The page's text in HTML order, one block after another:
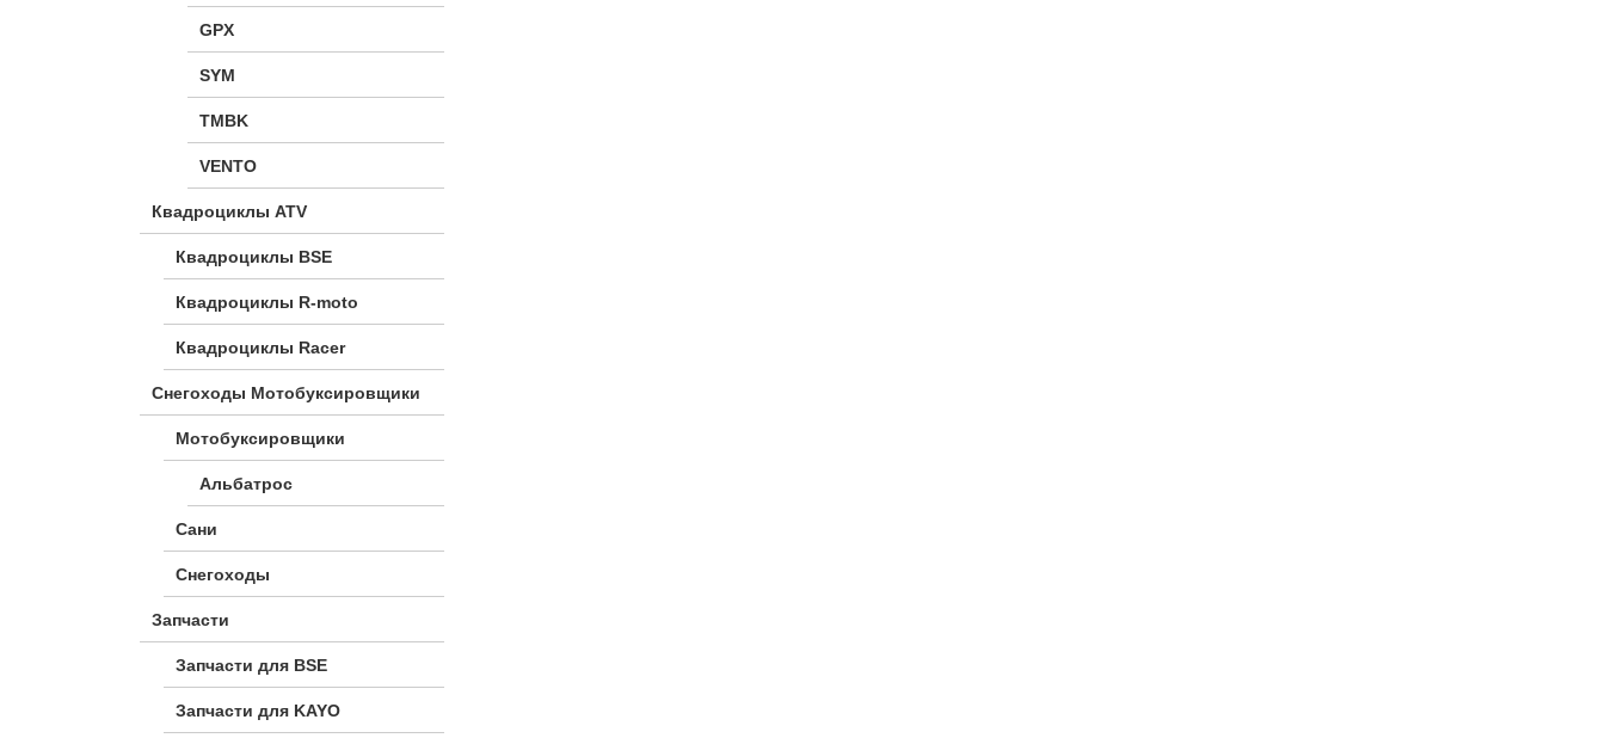
GPX
SYM
TMBK
VENTO
Квадроциклы ATV
Квадроциклы BSE
Квадроциклы R-moto
Квадроциклы Racer
Снегоходы Мотобуксировщики
Мотобуксировщики
Альбатрос
Сани
Снегоходы
Запчасти
Запчасти для BSE
Запчасти для KAYO